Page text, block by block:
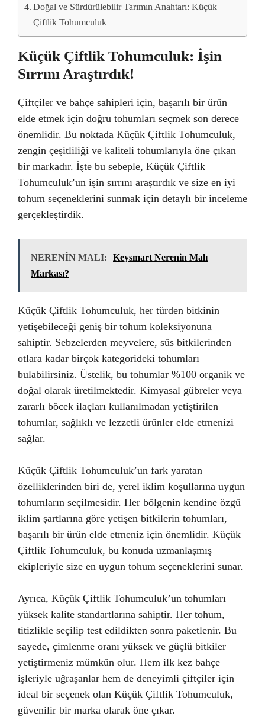
Doğal ve Sürdürülebilir Tarımın Anahtarı: Küçük
Çiftlik Tohumculuk
Küçük Çiftlik Tohumculuk: İşin
Sırrını Araştırdık!
Çiftçiler ve bahçe sahipleri için, başarılı bir ürün
elde etmek için doğru tohumları seçmek son derece
önemlidir. Bu noktada Küçük Çiftlik Tohumculuk,
zengin çeşitliliği ve kaliteli tohumlarıyla öne çıkan
bir markadır. İşte bu sebeple, Küçük Çiftlik
Tohumculuk’un işin sırrını araştırdık ve size en iyi
tohum seçeneklerini sunmak için detaylı bir inceleme
gerçekleştirdik.
NERENİN MALI:
Keysmart Nerenin Malı
Markası?
Küçük Çiftlik Tohumculuk, her türden bitkinin
yetişebileceği geniş bir tohum koleksiyonuna
sahiptir. Sebzelerden meyvelere, süs bitkilerinden
otlara kadar birçok kategorideki tohumları
bulabilirsiniz. Üstelik, bu tohumlar %100 organik ve
doğal olarak üretilmektedir. Kimyasal gübreler veya
zararlı böcek ilaçları kullanılmadan yetiştirilen
tohumlar, sağlıklı ve lezzetli ürünler elde etmenizi
sağlar.
Küçük Çiftlik Tohumculuk’un fark yaratan
özelliklerinden biri de, yerel iklim koşullarına uygun
tohumların seçilmesidir. Her bölgenin kendine özgü
iklim şartlarına göre yetişen bitkilerin tohumları,
başarılı bir ürün elde etmeniz için önemlidir. Küçük
Çiftlik Tohumculuk, bu konuda uzmanlaşmış
ekipleriyle size en uygun tohum seçeneklerini sunar.
Ayrıca, Küçük Çiftlik Tohumculuk’un tohumları
yüksek kalite standartlarına sahiptir. Her tohum,
titizlikle seçilip test edildikten sonra paketlenir. Bu
sayede, çimlenme oranı yüksek ve güçlü bitkiler
yetiştirmeniz mümkün olur. Hem ilk kez bahçe
işleriyle uğraşanlar hem de deneyimli çiftçiler için
ideal bir seçenek olan Küçük Çiftlik Tohumculuk,
güvenilir bir marka olarak öne çıkar.